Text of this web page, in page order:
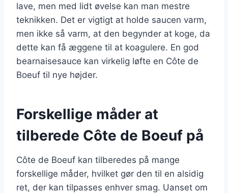
lave, men med lidt øvelse kan man mestre
teknikken. Det er vigtigt at holde saucen varm,
men ikke så varm, at den begynder at koge, da
dette kan få æggene til at koagulere. En god
bearnaisesauce kan virkelig løfte en Côte de
Boeuf til nye højder.
Forskellige måder at
tilberede Côte de Boeuf på
Côte de Boeuf kan tilberedes på mange
forskellige måder, hvilket gør den til en alsidig
ret, der kan tilpasses enhver smag. Uanset om